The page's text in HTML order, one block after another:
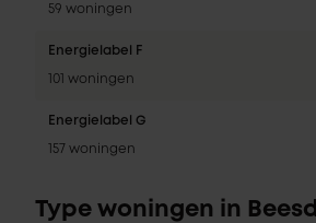
59 woningen
Energielabel F
101 woningen
Energielabel G
157 woningen
Type woningen in Beesd